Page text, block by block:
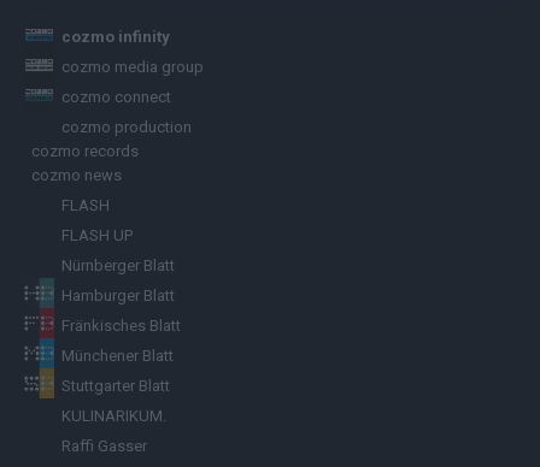
cozmo infinity
cozmo media group
cozmo connect
cozmo production
cozmo records
cozmo news
FLASH
FLASH UP
Nürnberger Blatt
Hamburger Blatt
Fränkisches Blatt
Münchener Blatt
Stuttgarter Blatt
KULINARIKUM.
Raffi Gasser